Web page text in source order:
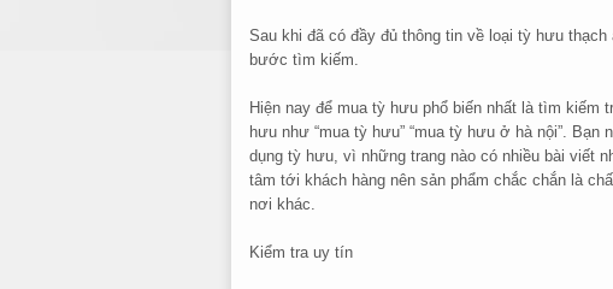
Sau khi đã có đầy đủ thông tin về loại tỳ hưu
bước tìm kiếm.
Hiện nay để mua tỳ hưu phổ biến nhất là tìm kiếm
hưu như “mua tỳ hưu” “mua tỳ hưu ở hà nội”.
dụng tỳ hưu, vì những trang nào có nhiều bài viết
tâm tới khách hàng nên sản phẩm chắc chắn là
nơi khác.
Kiểm tra uy tín